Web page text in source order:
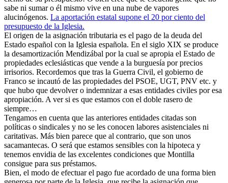
sabe ni sumar o él mismo vive en una nube de vapores
alucinógenos. La aportación estatal supone el 20 por ciento del
presupuesto de la Iglesia.
El origen de la asignación tributaria es el pago de la deuda del
Estado español con la Iglesia española. En el siglo XIX se produce
la desamortización Mendizábal por la cual se apropia el Estado de
propiedades eclesiásticas que vende a la burguesía por precios
irrisorios. Recordemos que tras la Guerra Civil, el gobierno de
Franco se incautó de las propiedades del PSOE, UGT, PNV etc. y
que hubo que devolver o indemnizar a esas entidades civiles por esa
apropiación. A ver si es que estamos con el doble rasero de
siempre…
Tengamos en cuenta que las anteriores entidades citadas son
políticas o sindicales y no se les conocen labores asistenciales ni
caritativas. Más bien parece que al contrario, que son unos
sacamantecas. O será que estamos sensibles con la hipoteca y
tenemos envidia de las excelentes condiciones que Montilla
consigue para sus préstamos.
Bien, el modo de efectuar el pago fue acordado de una forma bien